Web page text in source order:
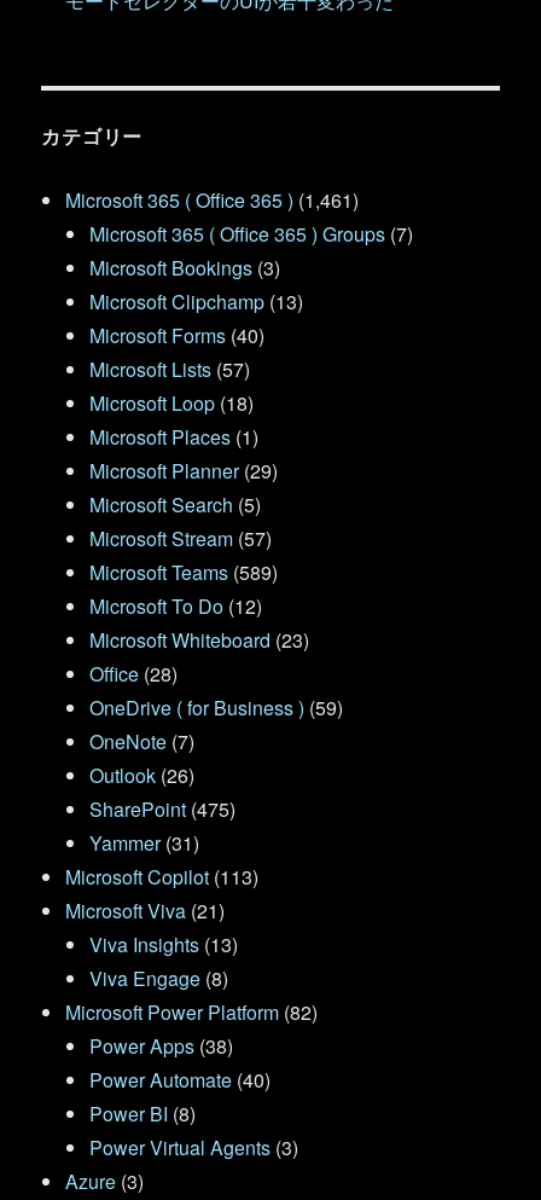
カテゴリー
Microsoft 365 ( Office 365 ) (1,461)
Microsoft 365 ( Office 365 ) Groups (7)
Microsoft Bookings (3)
Microsoft Clipchamp (13)
Microsoft Forms (40)
Microsoft Lists (57)
Microsoft Loop (18)
Microsoft Places (1)
Microsoft Planner(29)
Microsoft Search (5)
Microsoft Stream (57)
Microsoft Teams (589)
Microsoft To Do (12)
Microsoft Whiteboard (23)
Office (28)
OneDrive ( for Business ) (59)
OneNote (7)
Outlook (26)
SharePoint (475)
Yammer(31)
Microsoft Copilot (113)
Microsoft Viva (21)
Viva Insights (13)
Viva Engage (8)
Microsoft Power Platform (82)
Power Apps (38)
Power Automate (40)
Power BI (8)
Power Virtual Agents (3)
Azure (3)